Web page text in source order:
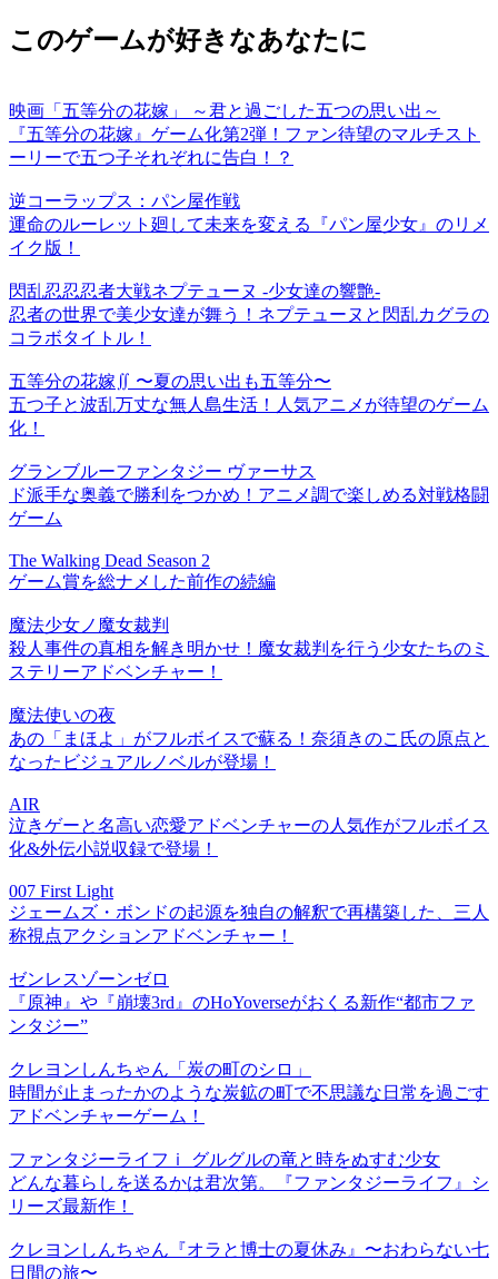
このゲームが好きなあなたに
映画「五等分の花嫁」 ～君と過ごした五つの思い出～
『五等分の花嫁』ゲーム化第2弾！ファン待望のマルチスト
ーリーで五つ子それぞれに告白！？
逆コーラップス：パン屋作戦
運命のルーレット廻して未来を変える『パン屋少女』のリメ
イク版！
閃乱忍忍忍者大戦ネプテューヌ -少女達の響艶-
忍者の世界で美少女達が舞う！ネプテューヌと閃乱カグラの
コラボタイトル！
五等分の花嫁∬ 〜夏の思い出も五等分〜
五つ子と波乱万丈な無人島生活！人気アニメが待望のゲーム
化！
グランブルーファンタジー ヴァーサス
ド派手な奥義で勝利をつかめ！アニメ調で楽しめる対戦格闘
ゲーム
The Walking Dead Season 2
ゲーム賞を総ナメした前作の続編
魔法少女ノ魔女裁判
殺人事件の真相を解き明かせ！魔女裁判を行う少女たちのミ
ステリーアドベンチャー！
魔法使いの夜
あの「まほよ」がフルボイスで蘇る！奈須きのこ氏の原点と
なったビジュアルノベルが登場！
AIR
泣きゲーと名高い恋愛アドベンチャーの人気作がフルボイス
化&外伝小説収録で登場！
007 First Light
ジェームズ・ボンドの起源を独自の解釈で再構築した、三人
称視点アクションアドベンチャー！
ゼンレスゾーンゼロ
『原神』や『崩壊3rd』のHoYoverseがおくる新作“都市ファ
ンタジー”
クレヨンしんちゃん「炭の町のシロ」
時間が止まったかのような炭鉱の町で不思議な日常を過ごす
アドベンチャーゲーム！
ファンタジーライフｉ グルグルの竜と時をぬすむ少女
どんな暮らしを送るかは君次第。『ファンタジーライフ』シ
リーズ最新作！
クレヨンしんちゃん『オラと博士の夏休み』〜おわらない七
日間の旅〜